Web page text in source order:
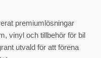
premiumlösningar
vinyl och tillbehör för bil
utvald för att förena